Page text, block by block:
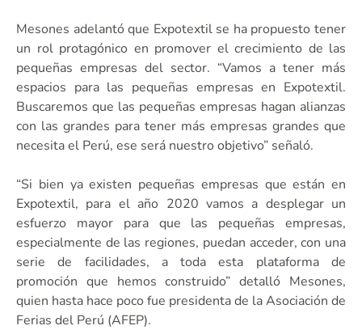
Mesones adelantó que Expotextil se ha propuesto tener
un rol protagónico en promover el crecimiento de las
pequeñas empresas del sector. “Vamos a tener más
espacios para las pequeñas empresas en Expotextil.
Buscaremos que las pequeñas empresas hagan alianzas
con las grandes para tener más empresas grandes que
necesita el Perú, ese será nuestro objetivo” señaló.
“Si bien ya existen pequeñas empresas que están en
Expotextil, para el año 2020 vamos a desplegar un
esfuerzo mayor para que las pequeñas empresas,
especialmente de las regiones, puedan acceder, con una
serie de facilidades, a toda esta plataforma de
promoción que hemos construido” detalló Mesones,
quien hasta hace poco fue presidenta de la Asociación de
Ferias del Perú (AFEP).